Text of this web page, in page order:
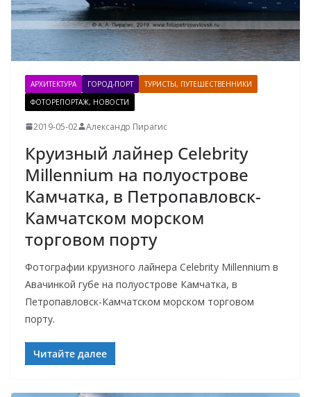
АРХИТЕКТУРА ГОРОД-ПОРТ
ТУРИСТЫ, ПУТЕШЕСТВЕННИКИ
ФОТОРЕПОРТАЖ, НОВОСТИ
2019-05-02 Александр Пирагис
Круизный лайнер Celebrity
Millennium на полуострове
Камчатка, в Петропавловск-
Камчатском морском
торговом порту
Фотографии круизного лайнера Celebrity Millennium в
Авачинкой губе на полуострове Камчатка, в
Петропавловск-Камчатском морском торговом
порту.
Читайте далее